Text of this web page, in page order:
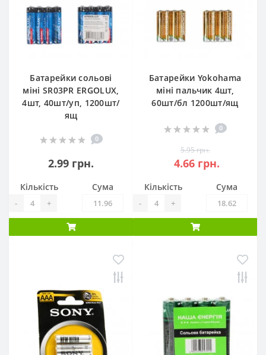
Батарейки сольові
міні SR03PR ERGOLUX,
4шт, 40шт/уп, 1200шт/
ящ
0
2.99 грн.
Кількість
- +
Сума
Батарейки Yokohama
міні пальчик 4шт,
60шт/бл 1200шт/ящ
0
5.95 грн.
4.66 грн.
Кількість
- +
Сума